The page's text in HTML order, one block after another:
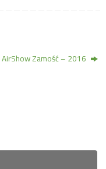
AirShow Zamość – 2016